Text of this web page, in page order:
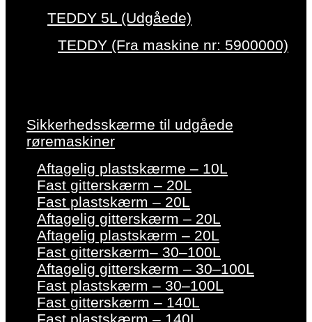
TEDDY 5L (Udgåede)
TEDDY (Fra maskine nr: 5900000)
Sikkerhedsskærme til udgåede
røremaskiner
Aftagelig plastskærme – 10L
Fast gitterskærm – 20L
Fast plastskærm – 20L
Aftagelig gitterskærm – 20L
Aftagelig plastskærm – 20L
Fast gitterskærm– 30–100L
Aftagelig gitterskærm – 30–100L
Fast plastskærm – 30–100L
Fast gitterskærm – 140L